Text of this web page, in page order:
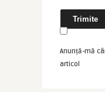
Anunță-mă
articol